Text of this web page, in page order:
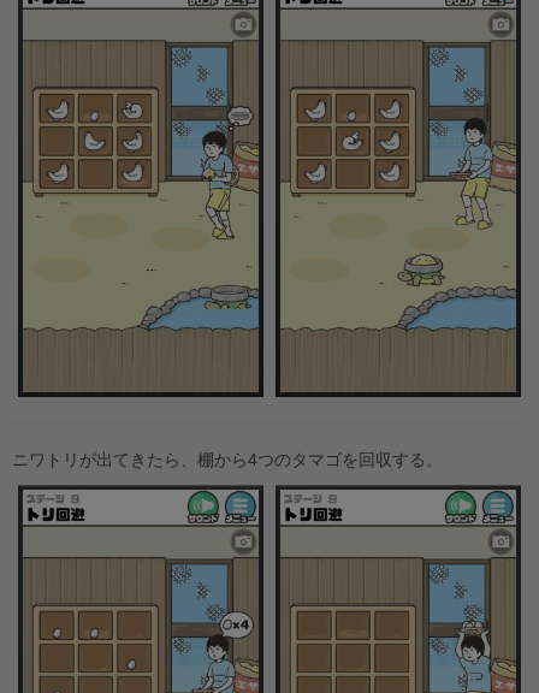
ニワトリが出てきたら、棚から4つのタマゴを回収する。